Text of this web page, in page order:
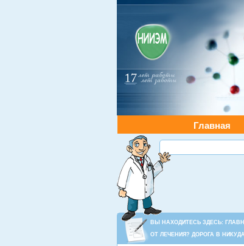
Главная
ВЫ НАХОДИТЕСЬ ЗДЕСЬ:
ОТ ЛЕЧЕНИЯ? ДОРОГА В